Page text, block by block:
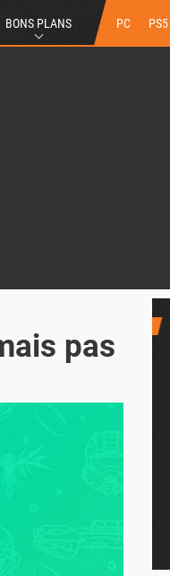
BONS PLANS PC PS5
pas